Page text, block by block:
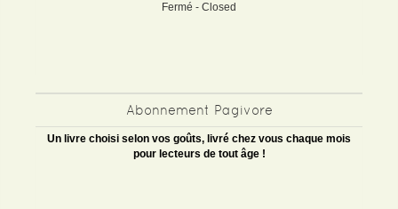
Fermé - Closed
Abonnement Pagivore
Un livre choisi selon vos goûts, livré chez vous chaque mois
pour lecteurs de tout âge !